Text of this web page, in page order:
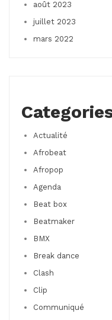
août 2023
juillet 2023
mars 2022
Actualité
Afrobeat
Afropop
Agenda
Beat box
Beatmaker
BMX
Break dance
Clash
Clip
Communiqué